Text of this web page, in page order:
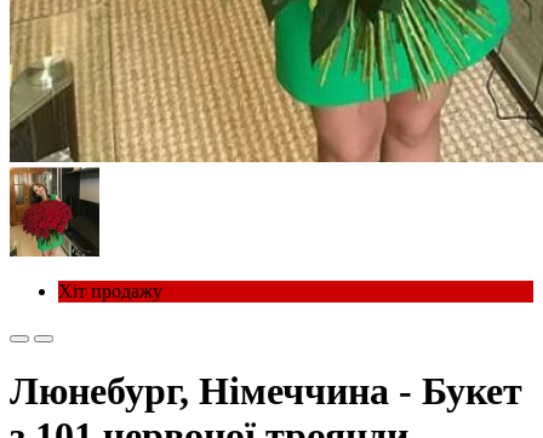
Хіт продажу
Люнебург, Німеччина - Букет